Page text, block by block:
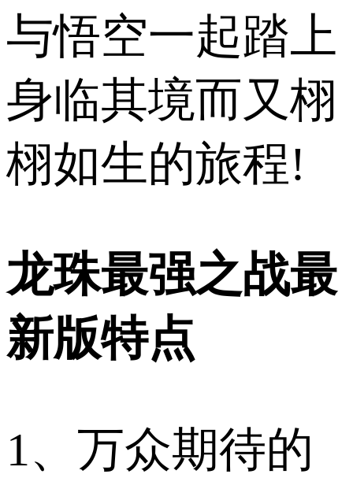
与悟空一起踏上
身临其境而又栩
栩如生的旅程!
龙珠最强之战最
新版特点
1、万众期待的